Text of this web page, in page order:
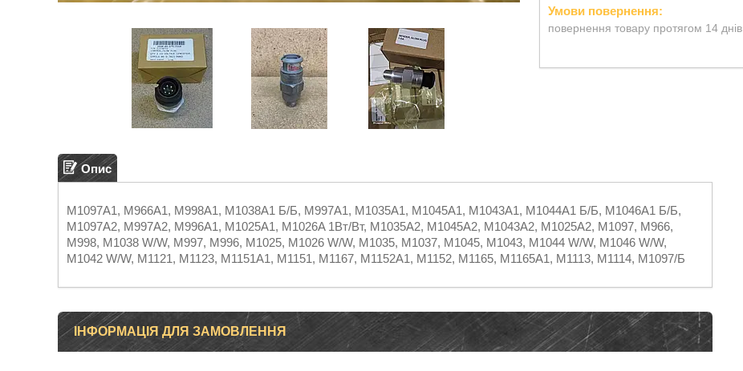
повернення товару протягом 14 днів
Опис
M1097A1, M966A1, M998A1, M1038A1 Б/Б, M997A1, M1035A1, M1045A1, M1043A1, M1044A1 Б/Б, M1046A1 Б/Б,
M1097A2, M997A2, M996A1, M1025A1, M1026A 1Вт/Вт, М1035А2, М1045А2, М1043А2, М1025А2, M1097, M966,
M998, M1038 W/W, M997, M996, M1025, M1026 W/W, M1035, M1037, M1045, M1043, M1044 W/W, M1046 W/W,
M1042 W/W, M1121, M1123, M1151A1, М1151, М1167, М1152А1, М1152, М1165, М1165А1, М1113, М1114, М1097/Б
ІНФОРМАЦІЯ ДЛЯ ЗАМОВЛЕННЯ